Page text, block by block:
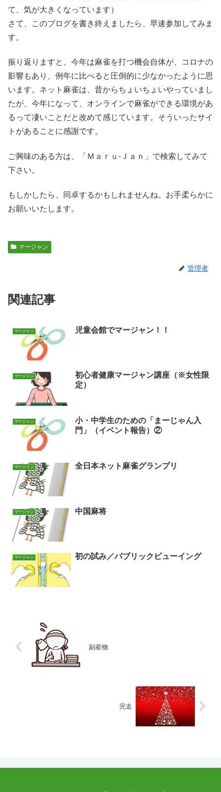
て、気が大きくなっています）
さて、このブログを書き終えましたら、早速参加してみま
す。
振り返りますと、今年は麻雀を打つ機会自体が、コロナの
影響もあり、例年に比べると圧倒的に少なかったように思
います。ネット麻雀は、昔からちょいちょいやっていまし
たが、今年になって、オンラインで麻雀ができる環境があ
るって凄いことだと改めて感じています。そういったサイ
トがあることに感謝です。
ご興味のある方は、「Ｍａｒｕ-Ｊａｎ」で検索してみて
下さい。
もしかしたら、同卓するかもしれませんね。お手柔らかに
お願いいたします。
マージャン
管理者
関連記事
マージャン 児童会館でマージャン！！
マージャン
初心者健康マージャン講座（※女性限
定）
マージャン
小・中学生のための「まーじゃん入
門」（イベント報告）②
マージャン 全日本ネット麻雀グランプリ
マージャン 中国麻将
マージャン 初の試み／パブリックビューイング
副産物
完走